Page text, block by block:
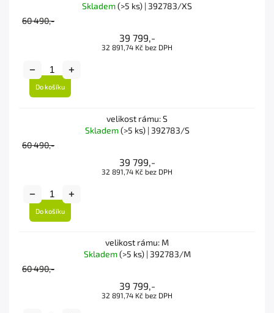
Skladem(>5 ks) | 392783/XS
60 490,-
39 799,-
32 891,74 Kč bez DPH
Do košíku
velikost rámu: S
Skladem(>5 ks)| 392783/S
60 490,-
39 799,-
32 891,74 Kč bez DPH
Do košíku
velikost rámu: M
Skladem(>5 ks)| 392783/M
60 490,-
39 799,-
32 891,74 Kč bez DPH